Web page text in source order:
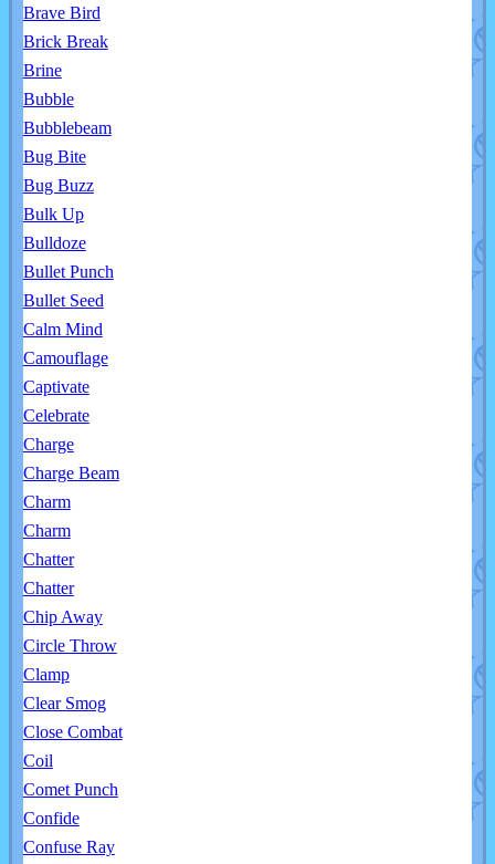
Brave Bird
Brick Break
Brine
Bubble
Bubblebeam
Bug Bite
Bug Buzz
Bulk Up
Bulldoze
Bullet Punch
Bullet Seed
Calm Mind
Camouflage
Captivate
Celebrate
Charge
Charge Beam
Charm
Charm
Chatter
Chatter
Chip Away
Circle Throw
Clamp
Clear Smog
Close Combat
Coil
Comet Punch
Confide
Confuse Ray